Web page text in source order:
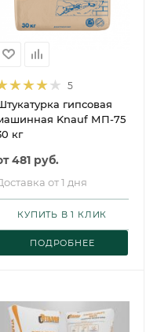
5
гипсовая
Knauf МП-75
кг
481 руб.
от 1 дня
ПОДРОБНЕЕ
КУПИТЬ В 1 КЛИК